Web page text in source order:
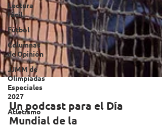
Lectura
fácil
Fútbol
Columnas
de Opinión
JJMM de
Olimpiadas
Especiales
2027
Atletismo
Un podcast para el Día